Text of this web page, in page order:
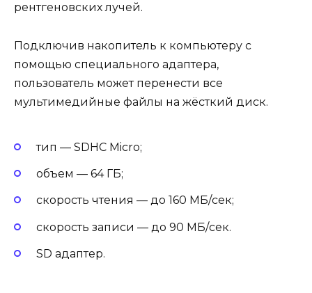
рентгеновских лучей.
Подключив накопитель к компьютеру с
помощью специального адаптера,
пользователь может перенести все
мультимедийные файлы на жёсткий диск.
тип — SDHC Micro;
объем — 64 ГБ;
скорость чтения — до 160 МБ/сек;
скорость записи — до 90 МБ/сек.
SD адаптер.